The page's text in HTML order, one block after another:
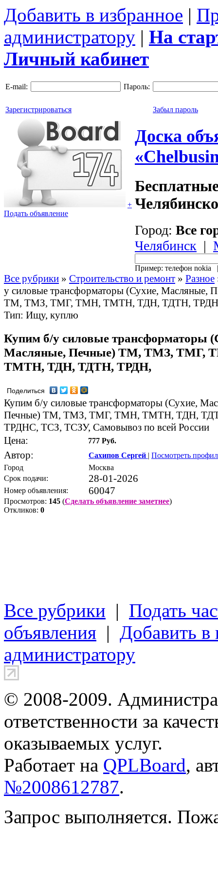
Добавить в избранное |
администратору | На
Личный кабинет
E-mail: Пароль:
Зарегистрироваться Забыл пароль
+
Подать объявление
Доска
Город: Все
Челябинск |
Пример: телефон
Все рубрики » Строительство и ремонт » Разное
у силовые трансформаторы (Сухие, Масляные,
ТМ, ТМЗ, ТМГ, ТМН, ТМТН, ТДН, ТДТН, ТРДН,
Тип: Ищу, куплю
Купим б/у силовые трансформаторы
Масляные, Печные) ТМ, ТМЗ, ТМГ,
ТМТН, ТДН, ТДТН, ТРДН,
Поделиться
Купим б/у силовые трансформаторы (Сухие,
Печные) ТМ, ТМЗ, ТМГ, ТМН, ТМТН, ТДН,
ТРДНС, ТСЗ, ТСЗУ, Самовывоз по всей России
Цена:
777 Руб.
Автор: Сахипов Сергей | Посмотреть
Город
Москва
Срок подачи:
28-01-2026
Номер объявления: 60047
Просмотров: 145 (Сделать объявление заметнее)
Откликов: 0
Все рубрики | Подать
объявления | Добавить в
администратору
© 2008-2009.
ответственности за
оказываемых услуг.
Работает на QPLBoard,
№2008612787.
Запрос выполняется.